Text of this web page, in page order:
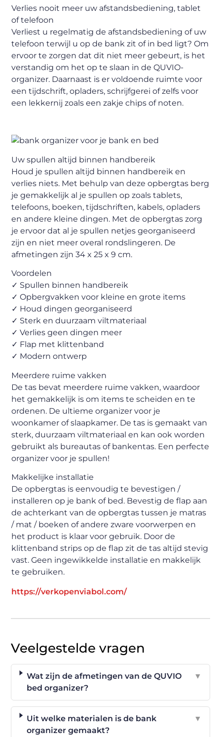
Verlies nooit meer uw afstandsbediening, tablet
of telefoon
Verliest u regelmatig de afstandsbediening of uw
telefoon terwijl u op de bank zit of in bed ligt? Om
ervoor te zorgen dat dit niet meer gebeurt, is het
verstandig om het op te slaan in de QUVIO-
organizer. Daarnaast is er voldoende ruimte voor
een tijdschrift, opladers, schrijfgerei of zelfs voor
een lekkernij zoals een zakje chips of noten.
Uw spullen altijd binnen handbereik
Houd je spullen altijd binnen handbereik en
verlies niets. Met behulp van deze opbergtas berg
je gemakkelijk al je spullen op zoals tablets,
telefoons, boeken, tijdschriften, kabels, opladers
en andere kleine dingen. Met de opbergtas zorg
je ervoor dat al je spullen netjes georganiseerd
zijn en niet meer overal rondslingeren. De
afmetingen zijn 34 x 25 x 9 cm.
Voordelen
✓ Spullen binnen handbereik
✓ Opbergvakken voor kleine en grote items
✓ Houd dingen georganiseerd
✓ Sterk en duurzaam viltmateriaal
✓ Verlies geen dingen meer
✓ Flap met klittenband
✓ Modern ontwerp
Meerdere ruime vakken
De tas bevat meerdere ruime vakken, waardoor
het gemakkelijk is om items te scheiden en te
ordenen. De ultieme organizer voor je
woonkamer of slaapkamer. De tas is gemaakt van
sterk, duurzaam viltmateriaal en kan ook worden
gebruikt als bureautas of bankentas. Een perfecte
organizer voor je spullen!
Makkelijke installatie
De opbergtas is eenvoudig te bevestigen /
installeren op je bank of bed. Bevestig de flap aan
de achterkant van de opbergtas tussen je matras
/ mat / boeken of andere zware voorwerpen en
het product is klaar voor gebruik. Door de
klittenband strips op de flap zit de tas altijd stevig
vast. Geen ingewikkelde installatie en makkelijk
te gebruiken.
https://verkopenviabol.com/
Veelgestelde vragen
Wat zijn de afmetingen van de QUVIO
bed organizer?
▼
Uit welke materialen is de bank
organizer gemaakt?
▼